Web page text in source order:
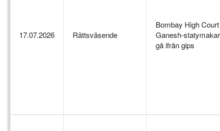
17.07.2026 Rättsväsende
Bombay High
Ganesh-
gå ifrån gips